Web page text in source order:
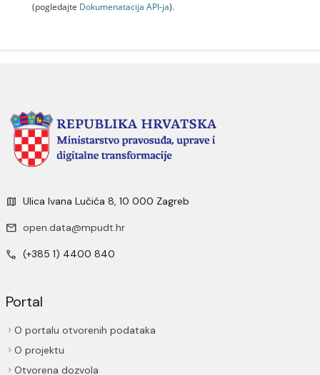
(pogledajte Dokumenаtаcijа API-jа).